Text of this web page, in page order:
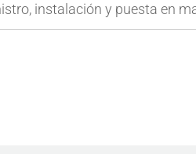
instalación y puesta en